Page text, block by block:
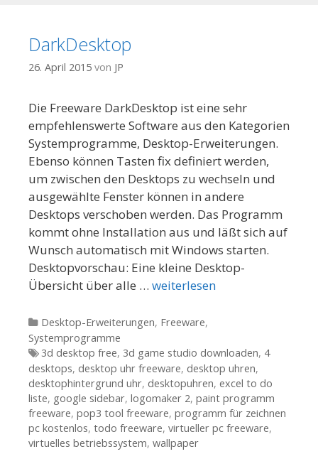
DarkDesktop
26. April 2015 von JP
Die Freeware DarkDesktop ist eine sehr
empfehlenswerte Software aus den Kategorien
Systemprogramme, Desktop-Erweiterungen.
Ebenso können Tasten fix definiert werden,
um zwischen den Desktops zu wechseln und
ausgewählte Fenster können in andere
Desktops verschoben werden. Das Programm
kommt ohne Installation aus und läßt sich auf
Wunsch automatisch mit Windows starten.
Desktopvorschau: Eine kleine Desktop-
Übersicht über alle … weiterlesen
Kategorien
Desktop-Erweiterungen, Freeware,
Systemprogramme
Tags
3d desktop free, 3d game studio downloaden, 4
desktops, desktop uhr freeware, desktop uhren,
desktophintergrund uhr, desktopuhren, excel to do
liste, google sidebar, logomaker 2, paint programm
freeware, pop3 tool freeware, programm für zeichnen
pc kostenlos, todo freeware, virtueller pc freeware,
virtuelles betriebssystem, wallpaper